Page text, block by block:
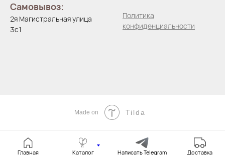
Главная Каталог Написать Telegram Доставка
Самовывоз:
2я Магистральная улица
3с1
Политика
конфиденциальности
Made on Tilda